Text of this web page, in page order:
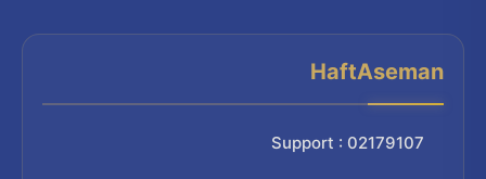
HaftAseman
Support : 02179107